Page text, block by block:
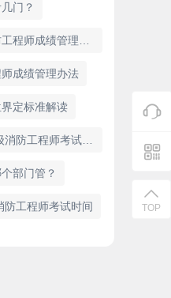
门？
成绩管理办法
定标准解读
部门管？
防工程师考试时间 TOP